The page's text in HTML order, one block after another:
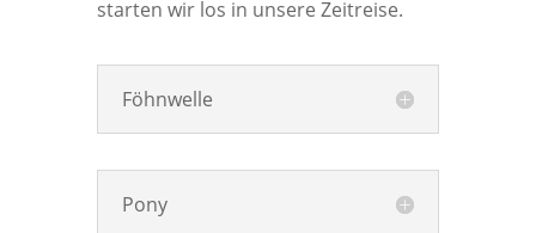
starten wir los in unsere Zeitreise.
Föhnwelle
Pony